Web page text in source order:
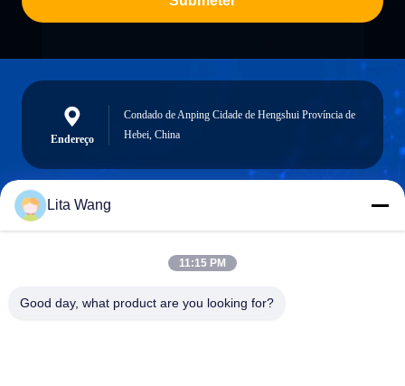
Endereço
Condado de Anping Cidade de Hengshui Província de
Hebei, China
lita@screenmeshnet.com
Lita Wang
11:15 PM
Good day, what product are you looking for?